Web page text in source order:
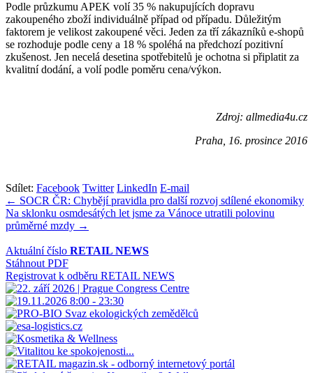
Podle průzkumu APEK volí 35 % nakupujících dopravu
zakoupeného zboží individuálně případ od případu. Důležitým
faktorem je velikost zakoupené věci. Jeden za tří zákazníků e-shopů
se rozhoduje podle ceny a 18 % spoléhá na předchozí pozitivní
zkušenost. Jen necelá desetina spotřebitelů je ochotna si připlatit za
kvalitní dodání, a volí podle poměru cena/výkon.
Zdroj: allmedia4u.cz
Praha, 16. prosince 2016
Sdílet: Facebook Twitter LinkedIn E-mail
Navigace
pro
← SOCR ČR: Chybějí pravidla pro další rozvoj sdílené ekonomiky
Na sklonku osmdesátých let jsme za Vánoce utratili polovinu
průměrné mzdy →
Aktuální číslo RETAIL NEWS
Stáhnout PDF
Registrovat k odběru RETAIL NEWS